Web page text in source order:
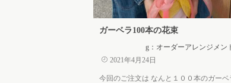
ガーベラ100本の花束
g：オーダーアレンジメン
2021年4月24日
今回のご注文は なんと１００本のガー